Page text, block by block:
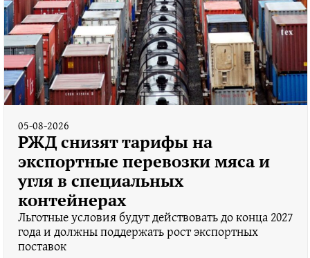
05-08-2026
РЖД снизят тарифы на
экспортные перевозки мяса и
угля в специальных
контейнерах
Льготные условия будут действовать до конца 2027
года и должны поддержать рост экспортных
поставок